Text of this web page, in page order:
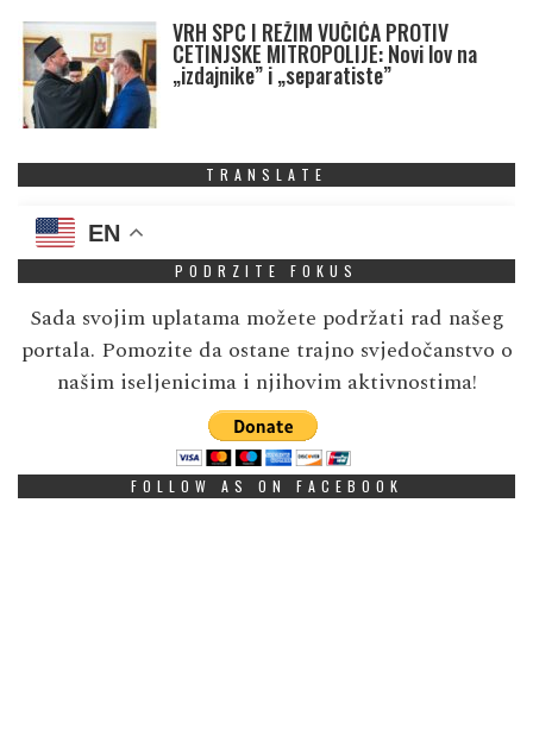
VRH SPC I REŽIM VUČIĆA PROTIV
CETINJSKE MITROPOLIJE: Novi lov na
„izdajnike” i „separatiste”
TRANSLATE
EN
PODRZITE FOKUS
Sada svojim uplatama možete podržati rad našeg
portala. Pomozite da ostane trajno svjedočanstvo o
našim iseljenicima i njihovim aktivnostima!
FOLLOW AS ON FACEBOOK